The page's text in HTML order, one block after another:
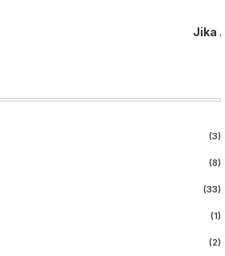
Jika Anda
(3)
(8)
(33)
(1)
(2)